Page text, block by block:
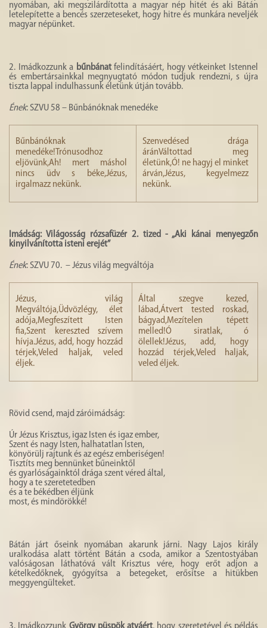
nyomában, aki megszilárdította a magyar nép hitét és aki Bátán
letelepítette a bencés szerzeteseket, hogy hitre és munkára neveljék
magyar népünket.
2. Imádkozzunk a bűnbánatfelindításáért, hogy vétkeinket Istennel
és embertársainkkal megnyugtató módon tudjuk rendezni, s újra
tiszta lappal indulhassunk életünk útján tovább.
Ének: SZVU 58 – Bűnbánóknak menedéke
Bűnbánóknak
menedéke!Trónusodhoz
eljövünk,Ah! mert máshol
nincs üdv s béke,Jézus,
irgalmazz nekünk.
Szenvedésed drága
áránVáltottad meg
életünk,Ó! ne hagyj el minket
árván,Jézus, kegyelmezz
nekünk.
Imádság: Világosság rózsafüzér 2. tized - „Aki kánai menyegzőn
kinyilvánította isteni erejét”
Ének: SZVU 70. – Jézus világ megváltója
Jézus, világ
Megváltója,Üdvözlégy, élet
adója,Megfeszített Isten
fia,Szent kereszted szívem
hívja.Jézus, add, hogy hozzád
térjek,Veled haljak, veled
éljek.
Által szegve kezed,
lábad,Átvert tested roskad,
bágyad,Mezítelen tépett
melled!Ó siratlak, ó
ölellek!Jézus, add, hogy
hozzád térjek,Veled haljak,
veled éljek.
Rövid csend, majd záróimádság:
Úr Jézus Krisztus, igaz Isten és igaz ember,
Szent és nagy Isten, halhatatlan Isten,
könyörülj rajtunk és az egész emberiségen!
Tisztíts meg bennünket bűneinktől
és gyarlóságainktól drága szent véred által,
hogy a te szeretetedben
és a te békédben éljünk
most, és mindörökké!
Bátán járt őseink nyomában akarunk járni. Nagy Lajos király
uralkodása alatt történt Bátán a csoda, amikor a Szentostyában
valóságosan láthatóvá vált Krisztus vére, hogy erőt adjon a
kételkedőknek, gyógyítsa a betegeket, erősítse a hitükben
meggyengülteket.